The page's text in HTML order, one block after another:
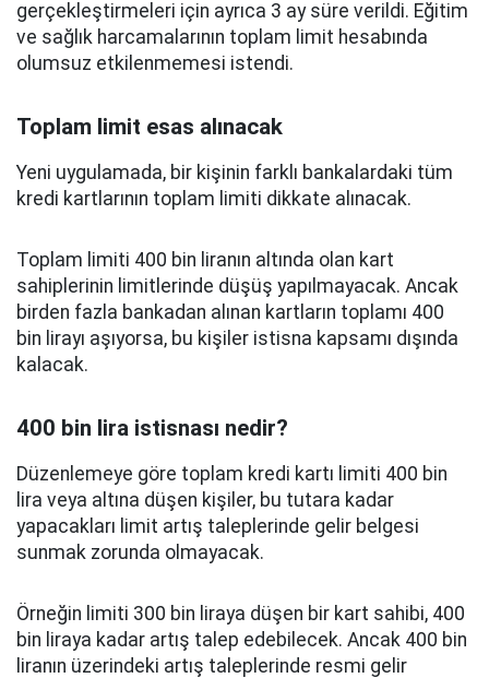
gerçekleştirmeleri için ayrıca 3 ay süre verildi. Eğitim
ve sağlık harcamalarının toplam limit hesabında
olumsuz etkilenmemesi istendi.
Toplam limit esas alınacak
Yeni uygulamada, bir kişinin farklı bankalardaki tüm
kredi kartlarının toplam limiti dikkate alınacak.
Toplam limiti 400 bin liranın altında olan kart
sahiplerinin limitlerinde düşüş yapılmayacak. Ancak
birden fazla bankadan alınan kartların toplamı 400
bin lirayı aşıyorsa, bu kişiler istisna kapsamı dışında
kalacak.
400 bin lira istisnası nedir?
Düzenlemeye göre toplam kredi kartı limiti 400 bin
lira veya altına düşen kişiler, bu tutara kadar
yapacakları limit artış taleplerinde gelir belgesi
sunmak zorunda olmayacak.
Örneğin limiti 300 bin liraya düşen bir kart sahibi, 400
bin liraya kadar artış talep edebilecek. Ancak 400 bin
liranın üzerindeki artış taleplerinde resmi gelir